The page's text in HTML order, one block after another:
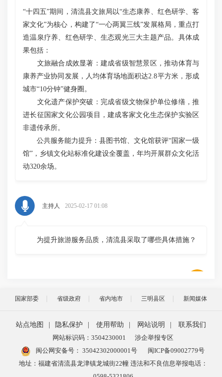
“十四五”期间，清流县文旅局以“生态康养、红色研学、客
家文化”为核心，构建了“一心两翼三线”发展格局，重点打
造温泉疗养、红色研学、生态观光三大主题产品。具体成
果包括：
文旅融合成效显著：建成省级智慧景区，推动体育与
康养产业协同发展，人均体育场地面积达2.8平方米，形成
城市“10分钟”健身圈。
文化遗产保护突破：完成省级文物保护单位修缮，推
进长征国家文化公园项目，建成客家文化生态保护实验区
非遗传承所。
公共服务能力提升：县图书馆、文化馆获评“国家一级
馆”，乡镇文化站标准化建设全覆盖，年均开展群众文化活
动320余场。
主持人 2025-02-17 01:08
为提升旅游服务品质，清流县采取了哪些具体措施？
重点推进以下工作：
智慧景区建设：支持3A级景区配备自助导览、AI智能
客服等服务，提升游客体验。
交通与集散服务优化：新建或改造旅游集散中心，提
国家部委 省级政府 省内地市 三明县区 新闻媒体
站点地图 隐私保护 使用帮助 网站说明
联系我们
网站标识码：3504230001
涉企举报专区
闽公网安备号： 35042302000001号
闽ICP备09002779号
地址：福建省清流县龙津镇龙城街22幢 违法和不良信息举报电话：